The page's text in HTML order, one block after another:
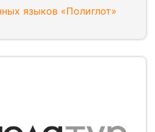
языков «Полиглот»